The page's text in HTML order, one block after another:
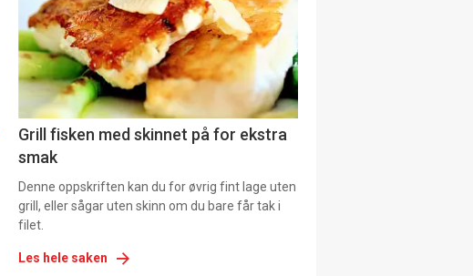
-
section
11
Ukens
vin
Grill fisken med skinnet på for ekstra
smak
Denne oppskriften kan du for øvrig fint lage uten
grill, eller sågar uten skinn om du bare får tak i
filet.
Les hele saken